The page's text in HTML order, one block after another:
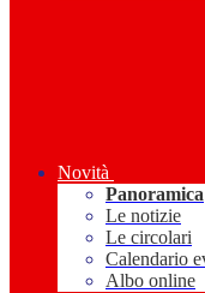
Novità
Panoramica
Le notizie
Le circolari
Calendario
Albo online